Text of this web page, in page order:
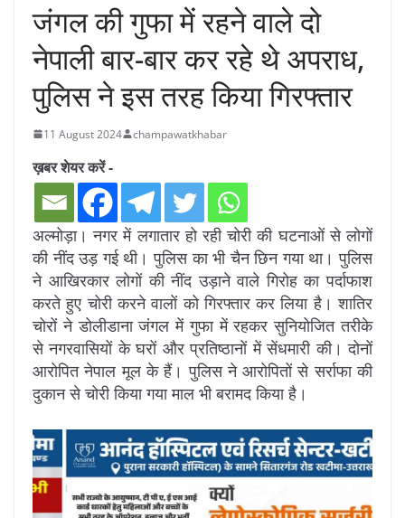
जंगल की गुफा में रहने वाले दो
नेपाली बार-बार कर रहे थे अपराध,
पुलिस ने इस तरह किया गिरफ्तार
11 August 2024 champawatkhabar
ख़बर शेयर करें -
अल्मोड़ा। नगर में लगातार हो रही चोरी की घटनाओं से लोगों
की नींद उड़ गई थी। पुलिस का भी चैन छिन गया था। पुलिस
ने आखिरकार लोगों की नींद उड़ाने वाले गिरोह का पर्दाफाश
करते हुए चोरी करने वालों को गिरफ्तार कर लिया है। शातिर
चोरों ने डोलीडाना जंगल में गुफा में रहकर सुनियोजित तरीके
से नगरवासियों के घरों और प्रतिष्ठानों में सेंधमारी की। दोनों
आरोपित नेपाल मूल के हैं। पुलिस ने आरोपितों से सर्राफा की
दुकान से चोरी किया गया माल भी बरामद किया है।